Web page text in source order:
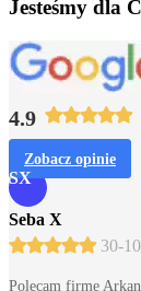
Jesteśmy dla
4.9
Zobacz opinie
SX
Seba X
30-
Polecam firmę